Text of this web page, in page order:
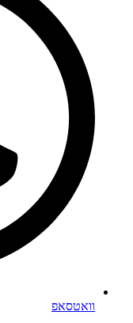
וואטסאפ